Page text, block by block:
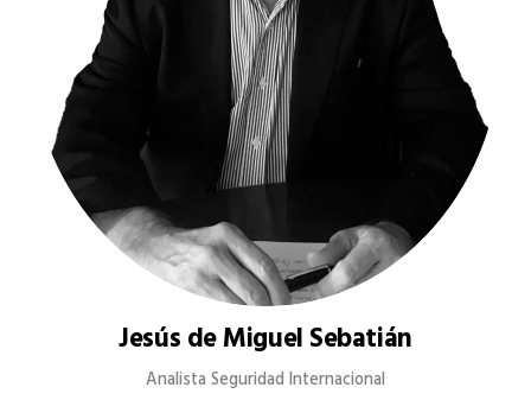
Jesús de Miguel Sebatián
Analista Seguridad Internacional